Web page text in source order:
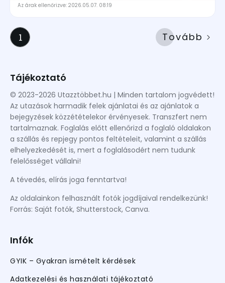
Az árak ellenőrizve: 2026.05.07. 08:19
1 Tovább
Tájékoztató
© 2023-2026 Utazztöbbet.hu | Minden tartalom jogvédett!
Az utazások harmadik felek ajánlatai és az ajánlatok a
bejegyzések közzétételekor érvényesek. Transzfert nem
tartalmaznak. Foglalás előtt ellenőrizd a foglaló oldalakon
a szállás és repjegy pontos feltételeit, valamint a szállás
elhelyezkedését is, mert a foglalásodért nem tudunk
felelősséget vállalni!
A tévedés, elírás joga fenntartva!
Az oldalainkon felhasznált fotók jogdíjaival rendelkezünk!
Forrás: Saját fotók, Shutterstock, Canva.
Infók
GYIK – Gyakran ismételt kérdések
Adatkezelési és használati tájékoztató